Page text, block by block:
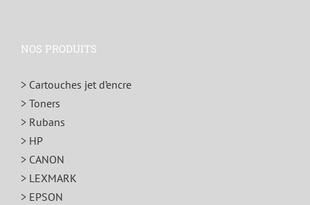
NOS PRODUITS
> Cartouches jet d’encre
> Toners
> Rubans
> HP
> CANON
> LEXMARK
> EPSON